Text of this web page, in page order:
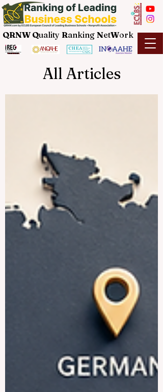
QRNW Quality Ranking NetWork
All Articles